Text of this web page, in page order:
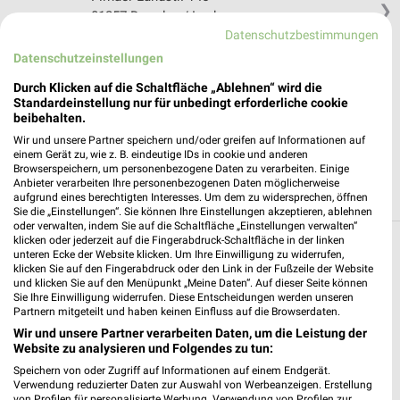
❯
01257 Dresden / Leuben
nah & gut Glashütte
01768 Glashütte
Heute 08:00 - 19:00 Uhr | Geöffnet
187,08 km
Supermärkte Angebote und Prospekte für
Dohma
16 Prospekte
REWE Kaufland
Datenschutzbestimmungen
Datenschutzeinstellungen
Durch Klicken auf die Schaltfläche „Ablehnen“ wird die
Standardeinstellung nur für unbedingt erforderliche cookie
beibehalten.
Wir und unsere Partner speichern und/oder greifen auf Informationen auf
einem Gerät zu, wie z. B. eindeutige IDs in cookie und anderen
Browserspeichern, um personenbezogene Daten zu verarbeiten. Einige
Anbieter verarbeiten Ihre personenbezogenen Daten möglicherweise
aufgrund eines berechtigten Interesses. Um dem zu widersprechen, öffnen
Sie die „Einstellungen“. Sie können Ihre Einstellungen akzeptieren, ablehnen
oder verwalten, indem Sie auf die Schaltfläche „Einstellungen verwalten“
klicken oder jederzeit auf die Fingerabdruck-Schaltfläche in der linken
unteren Ecke der Website klicken. Um Ihre Einwilligung zu widerrufen,
klicken Sie auf den Fingerabdruck oder den Link in der Fußzeile der Website
und klicken Sie auf den Menüpunkt „Meine Daten“. Auf dieser Seite können
Sie Ihre Einwilligung widerrufen. Diese Entscheidungen werden unseren
Partnern mitgeteilt und haben keinen Einfluss auf die Browserdaten.
Wir und unsere Partner verarbeiten Daten, um die Leistung der
Website zu analysieren und Folgendes zu tun:
Speichern von oder Zugriff auf Informationen auf einem Endgerät.
Verwendung reduzierter Daten zur Auswahl von Werbeanzeigen. Erstellung